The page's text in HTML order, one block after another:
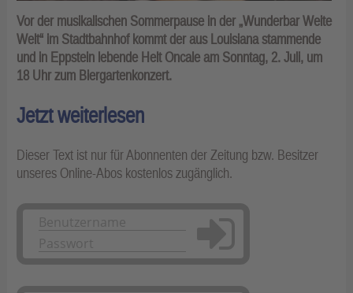
Vor der musikalischen Sommerpause in der „Wunderbar Weite
Welt“ im Stadtbahnhof kommt der aus Louisiana stammende
und in Eppstein lebende Helt Oncale am Sonntag, 2. Juli, um
18 Uhr zum Biergartenkonzert.
Jetzt weiterlesen
Dieser Text ist nur für Abonnenten der Zeitung bzw. Besitzer
unseres Online-Abos kostenlos zugänglich.
Anmelden